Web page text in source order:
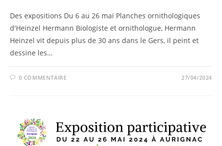
Des expositions Du 6 au 26 mai Planches ornithologiques
d'Heinzel Hermann Biologiste et ornithologue, Hermann
Heinzel vit depuis plus de 30 ans dans le Gers, il peint et
dessine les…
0 COMMENTAIRE 27/04/2024